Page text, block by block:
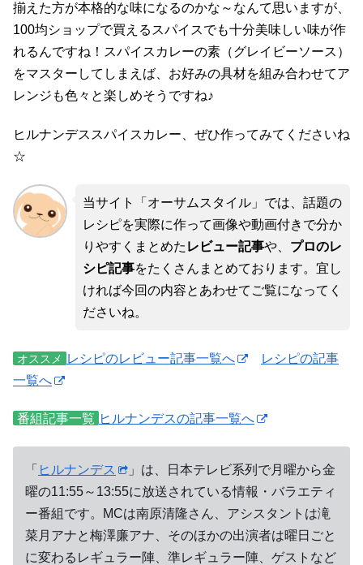
揃えた方が本格的な味になるのかな～なんて思いますが、
100均ショップで買えるスパイスでも十分美味しい味が作
れるんですね！スパイスカレーの素（グレイビーソース）
をマスターしてしまえば、お好みの具材を組み合わせてア
レンジも色々と楽しめそうですね♪
ヒルナンデススパイスカレー、ぜひ作ってみてくださいね
☆
当サイト「オーサムスタイル」では、話題の
レシピを実際に作って画像や動画付きで分か
りやすくまとめた レビュー記事や、 プロのレ
シピ記事をたくさんまとめております。宜し
ければ今回の内容とあわせてご覧になってく
ださいね。
オススメ レシピのレビュー記事一覧へ
レシピの記事
一覧へ
番組記事一覧 ヒルナンデスの記事一覧へ
「 ヒルナンデス
」は、日本テレビ系列で月曜から金
曜の11:55～13:55に放送されている情報・バラエティ
ー番組です。MCは南原清隆さん、アシスタントは滝
菜月アナと梅澤廉アナ、そのほかの出演者は曜日ごと
に変わるレギュラー陣、準レギュラー陣、ゲストなど